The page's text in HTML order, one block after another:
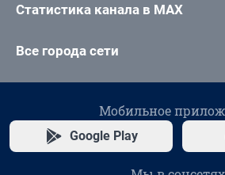
Статистика канала в MAX
Все города сети
Мобильное
Google Play